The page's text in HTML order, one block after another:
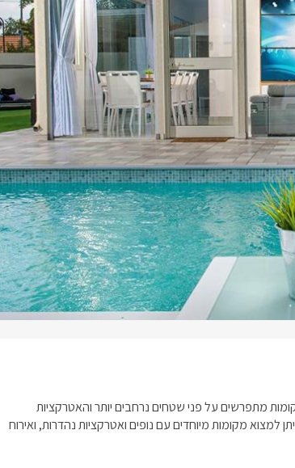
מתפרשים על פני שטחים נרחבים יותר והאטרקציות
מקומות מיוחדים עם נופים ואטרקציות נהדרות, ואירוח